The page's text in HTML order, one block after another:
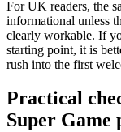
For UK readers, the
informational unless
clearly workable. If
starting point, it is
rush into the first
Practical
Super Game